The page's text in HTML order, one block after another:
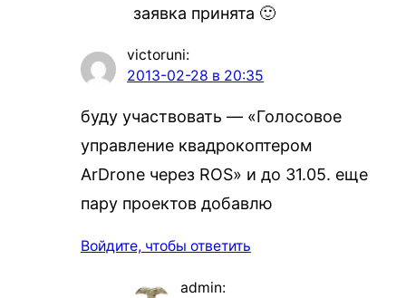
заявка принята 🙂
victoruni:
2013-02-28 в 20:35
буду участвовать — «Голосовое
управление квадрокоптером
ArDrone через ROS» и до 31.05. еще
пару проектов добавлю
Войдите, чтобы ответить
admin: